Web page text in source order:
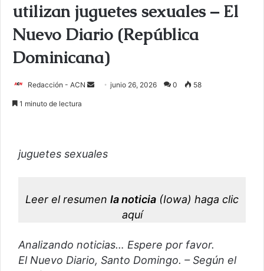
utilizan juguetes sexuales – El
Nuevo Diario (República
Dominicana)
Redacción - ACN
r
c
r
o
junio 26, 2026 0 58
1 minuto de lectura
juguetes sexuales
Leer el resumen la noticia (Iowa) haga clic
aquí
Analizando noticias… Espere por favor.
El Nuevo Diario, Santo Domingo. – Según el